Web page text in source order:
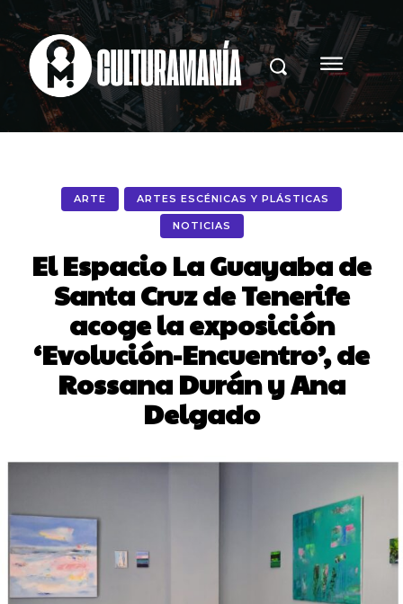
ARTE ARTES ESCÉNICAS Y PLÁSTICAS
NOTICIAS
El Espacio La Guayaba de
Santa Cruz de Tenerife
acoge la exposición
‘Evolución-Encuentro’, de
Rossana Durán y Ana
Delgado